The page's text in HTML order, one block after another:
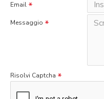
Email
Messaggio
Risolvi Captcha